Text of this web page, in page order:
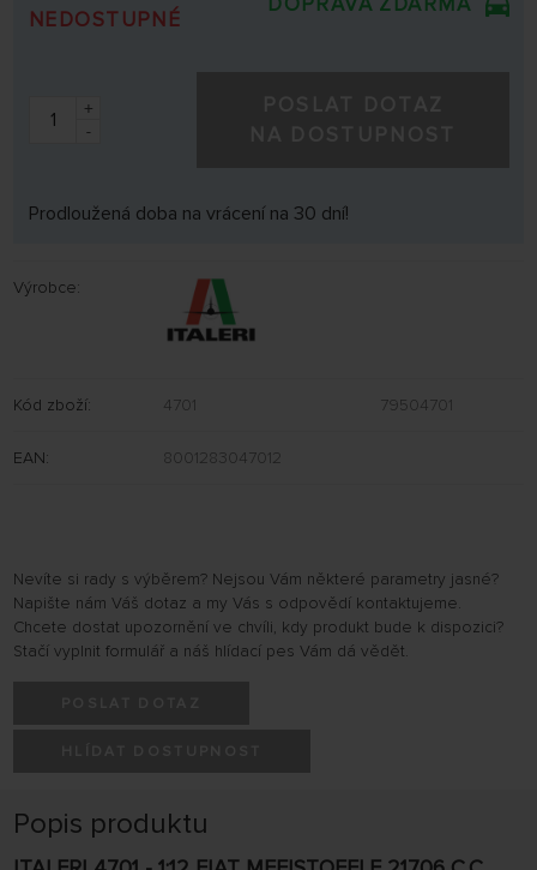
NEDOSTUPNÉ
+
-
Prodloužená doba na vrácení na 30 dní!
Výrobce:
Kód zboží: 4701 79504701
EAN: 8001283047012
Nevíte si rady s výběrem? Nejsou Vám některé parametry jasné?
Napište nám Váš dotaz a my Vás s odpovědí kontaktujeme.
Chcete dostat upozornění ve chvíli, kdy produkt bude k dispozici?
Stačí vyplnit formulář a náš hlídací pes Vám dá vědět.
Popis produktu